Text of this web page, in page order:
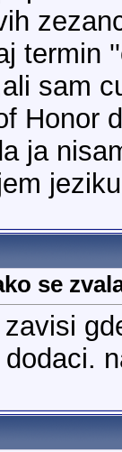
termin
sam
Honor
ja
se
dodaci.